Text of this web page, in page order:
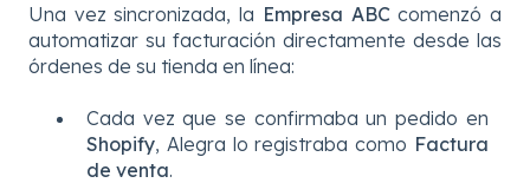
Una vez sincronizada, la Empresa ABCcomenzó a
automatizar su facturación directamente desde las
órdenes de su tienda en línea:
Cada vez que se confirmaba un pedido en
Shopify, Alegra lo registraba como Factura
de venta.